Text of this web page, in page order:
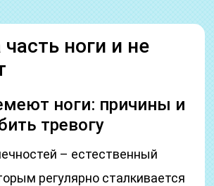
ноги и не
ноги: причины и
тревогу
– естественный
регулярно сталкивается